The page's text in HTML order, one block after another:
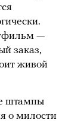
—
заказ,
живой
штампы
о милости